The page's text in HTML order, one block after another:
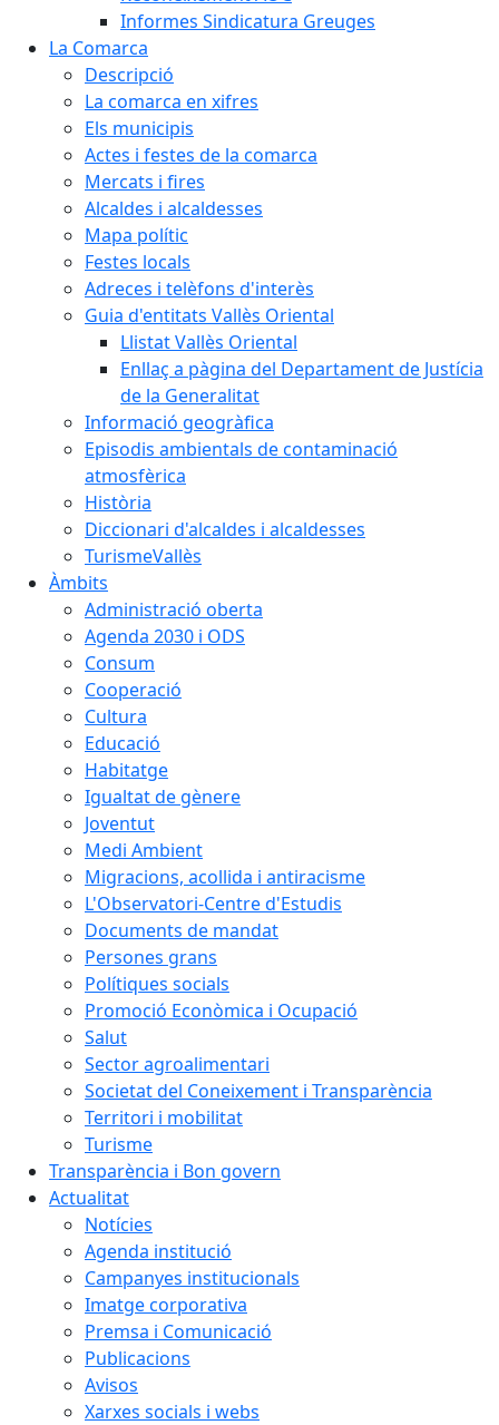
Informes Sindicatura Greuges
La Comarca
Descripció
La comarca en xifres
Els municipis
Actes i festes de la comarca
Mercats i fires
Alcaldes i alcaldesses
Mapa polític
Festes locals
Adreces i telèfons d'interès
Guia d'entitats Vallès Oriental
Llistat Vallès Oriental
Enllaç a pàgina del Departament de Justícia
de la Generalitat
Informació geogràfica
Episodis ambientals de contaminació
atmosfèrica
Història
Diccionari d'alcaldes i alcaldesses
TurismeVallès
Àmbits
Administració oberta
Agenda 2030 i ODS
Consum
Cooperació
Cultura
Educació
Habitatge
Igualtat de gènere
Joventut
Medi Ambient
Migracions, acollida i antiracisme
L'Observatori-Centre d'Estudis
Documents de mandat
Persones grans
Polítiques socials
Promoció Econòmica i Ocupació
Salut
Sector agroalimentari
Societat del Coneixement i Transparència
Territori i mobilitat
Turisme
Transparència i Bon govern
Actualitat
Notícies
Agenda institució
Campanyes institucionals
Imatge corporativa
Premsa i Comunicació
Publicacions
Avisos
Xarxes socials i webs